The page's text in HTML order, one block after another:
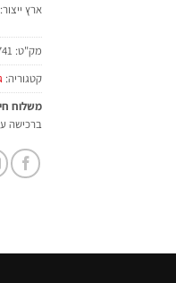
ארץ
מק"ט:
קטגוריה:
משלוח
ברכישה עד 200 ₪ - עלות